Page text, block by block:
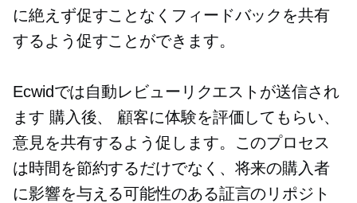
に絶えず促すことなくフィードバックを共有
するよう促すことができます。
Ecwidでは自動レビューリクエストが送信され
ます 購入後、
顧客に体験を評価してもらい、
意見を共有するよう促します。このプロセス
は時間を節約するだけでなく、将来の購入者
に影響を与える可能性のある証言のリポジト